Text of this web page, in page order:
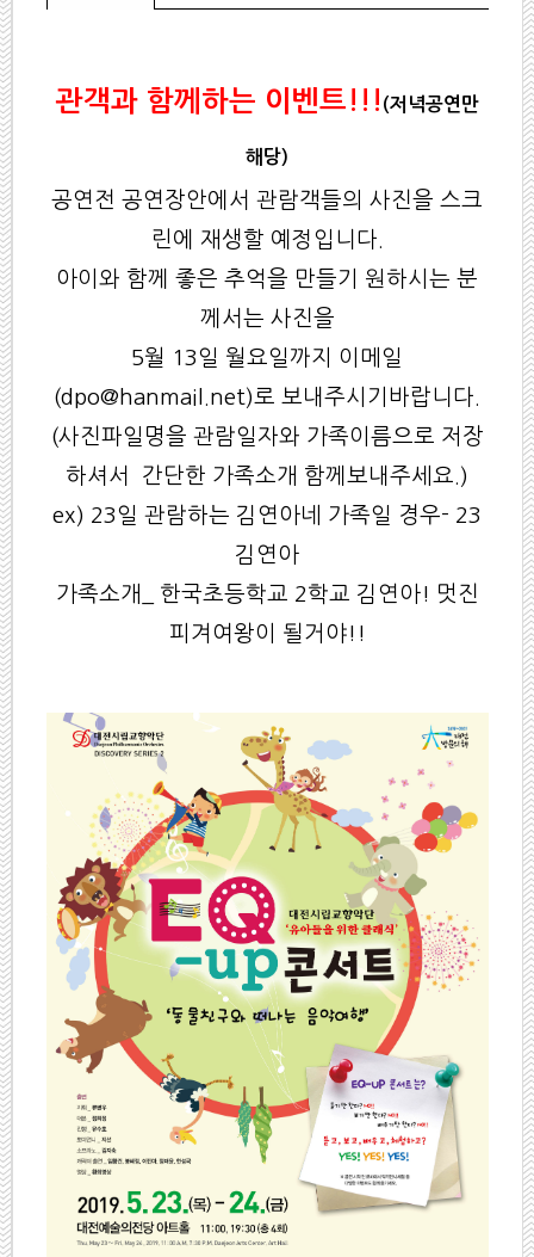
관객과 함께하는 이벤트 !!! (저녁공연만
해당)
공연전 공연장안에서 관람객들의 사진을 스크
린에 재생할 예정입니다.
아이와 함께 좋은 추억을 만들기 원하시는 분
께서는 사진을
5월 13일 월요일까지 이메일
(dpo@hanmail.net)로 보내주시기바랍니다.
(사진파일명을 관람일자와 가족이름으로 저장
하셔서 간단한 가족소개 함께보내주세요.)
ex) 23일 관람하는 김연아네 가족일 경우- 23
김연아
가족소개_ 한국초등학교 2학교 김연아! 멋진
피겨여왕이 될거야!!